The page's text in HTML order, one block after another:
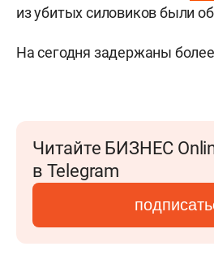
из убитых силовиков были
На сегодня задержаны
Читайте БИЗНЕС
в Telegram